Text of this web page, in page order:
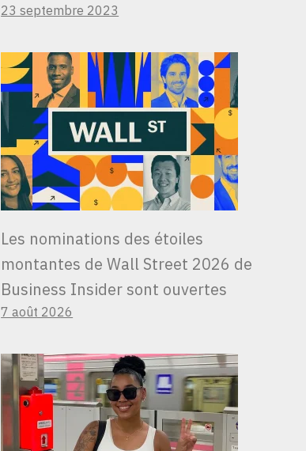
23 septembre 2023
Les nominations des étoiles
montantes de Wall Street 2026 de
Business Insider sont ouvertes
7 août 2026